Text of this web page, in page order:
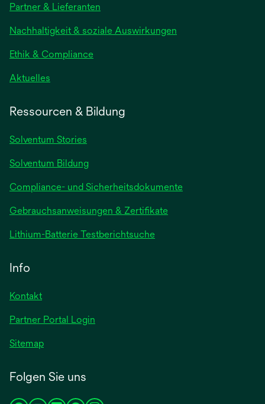
einer
neuen
Registerkarte
geöffnet
Partner & Lieferanten
Nachhaltigkeit & soziale Auswirkungen
Ethik & Compliance
Aktuelles
Registerkarte
Ressourcen & Bildung
Solventum Stories
Solventum Bildung
Compliance- und Sicherheitsdokumente
Gebrauchsanweisungen & Zertifikatewird
Lithium-Batterie Testberichtsuchewird
Info
Kontakt
Partner Portal Login
Sitemap
Folgen Sie uns